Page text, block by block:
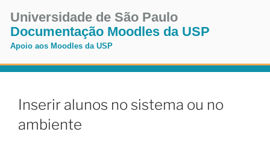
para
conteúdo
Universidade de São Paulo
Documentação Moodles da USP
Apoio aos Moodles da USP
Pular
conteúdo
Inserir alunos no sistema ou no
ambiente